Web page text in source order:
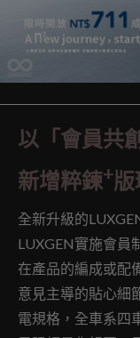
以「會員共
新增粹鍊+
全新升級的
LUXGEN實施會員
在產品的編成或配
意見主導的貼心細
電規格，全車系四